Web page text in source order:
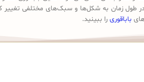
طول زمان به شکل‌ها و سبک‌های مختلفی تغییر
باباقوری را ببینید.